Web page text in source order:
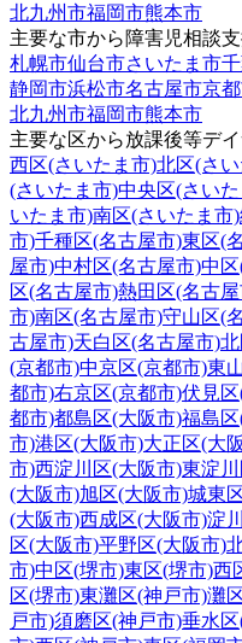
北九州市福岡市熊本市
主要な市から障害児相談
札幌市仙台市さいたま市
静岡市浜松市名古屋市京
北九州市福岡市熊本市
主要な区から放課後等デ
西区(さいたま市)北区(さ
(さいたま市)中央区(さい
いたま市)南区(さいたま市)
市)千種区(名古屋市)東区(
屋市)中村区(名古屋市)中
区(名古屋市)熱田区(名古
市)南区(名古屋市)守山区(
古屋市)天白区(名古屋市)
(京都市)中京区(京都市)東
都市)右京区(京都市)伏見
都市)都島区(大阪市)福島
市)港区(大阪市)大正区(大
市)西淀川区(大阪市)東淀
(大阪市)旭区(大阪市)城東
(大阪市)西成区(大阪市)淀
区(大阪市)平野区(大阪市)
市)中区(堺市)東区(堺市)西
区(堺市)東灘区(神戸市)灘
戸市)須磨区(神戸市)垂水